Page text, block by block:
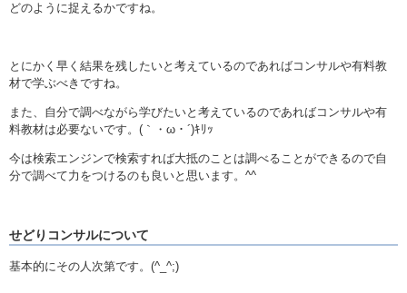
どのように捉えるかですね。
とにかく早く結果を残したいと考えているのであればコンサルや有料教
材で学ぶべきですね。
また、自分で調べながら学びたいと考えているのであればコンサルや有
料教材は必要ないです。(｀・ω・´)ｷﾘｯ
今は検索エンジンで検索すれば大抵のことは調べることができるので自
分で調べて力をつけるのも良いと思います。^^
せどりコンサルについて
基本的にその人次第です。(^_^;)